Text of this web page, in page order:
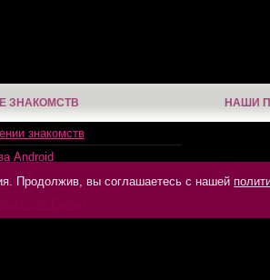
ЗНАКОМСТВ НАШИ
знакомств
Android
iOS
Продолжив, вы соглашаетесь с нашей